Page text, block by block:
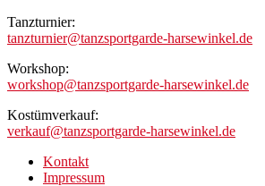
Tanzturnier:
tanzturnier@tanzsportgarde-harsewinkel.de
Workshop:
workshop@tanzsportgarde-harsewinkel.de
Kostümverkauf:
verkauf@tanzsportgarde-harsewinkel.de
Kontakt
Impressum